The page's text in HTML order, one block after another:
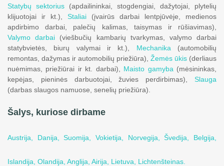
Statybų sektorius (apdailininkai, stogdengiai, dažytojai, plytelių
klijuotojai ir kt.), Staliai (įvairūs darbai lentpjūvėje, medienos
apdirbimo darbai, palečių kalimas, taisymas ir rūšiavimas),
Valymo darbai (viešbučių kambarių tvarkymas, valymo darbai
statybvietės, biurų valymai ir kt.), Mechanika (automobilių
remontas, dažymas ir automobilių priežiūra), Žemės ūkis (derliaus
nuėmimas, priežiūrai ir kt. darbai), Maisto gamyba (mėsininkas,
kepėjas, pieninės darbuotojai, žuvies perdirbimas), Slauga
(darbas slaugos namuose, senelių priežiūra).
Šalys, kuriose dirbame
Austrija, Danija,Suomija,Vokietija, Norvegija,Švedija, Belgija,
Islandija, Olandija, Anglija, Airija, Lietuva, Lichtenšteinas.